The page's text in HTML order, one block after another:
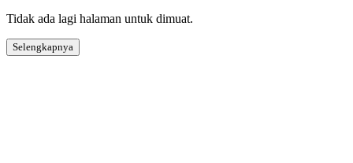
Tidak ada lagi halaman untuk dimuat.
Selengkapnya